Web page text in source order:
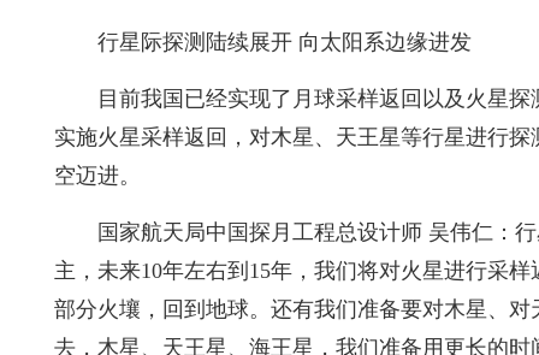
行星际探测陆续展开 向太阳系边缘进发
目前我国已经实现了月球采样返回以及火星
实施火星采样返回，对木星、天王星等行星进行
空迈进。
国家航天局中国探月工程总设计师 吴伟仁：
主，未来10年左右到15年，我们将对火星进行采
部分火壤，回到地球。还有我们准备要对木星、
去，木星、天王星、海王星，我们准备用更长的时